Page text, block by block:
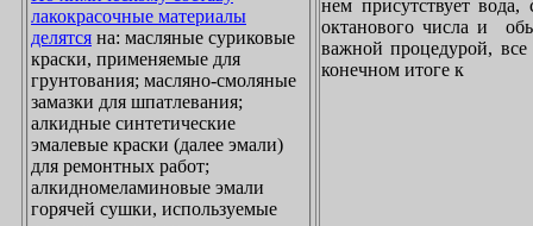
лакокрасочные материалы
делятся на: масляные суриковые
краски, применяемые для
грунтования; масляно-смоляные
замазки для шпатлевания;
алкидные синтетические
эмалевые краски (далее эмали)
для ремонтных работ;
алкидномеламиновые эмали
горячей сушки, используемые
нем присутствует
октанового числа и
важной процедурой, все
конечном итоге к